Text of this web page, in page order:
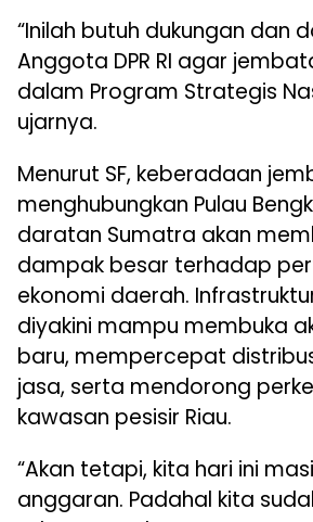
“Inilah butuh dukungan dan
Anggota DPR RI agar
dalam Program Strategis
ujarnya.
Menurut SF, keberadaan
menghubungkan Pulau
daratan Sumatra akan
dampak besar terhadap
ekonomi daerah.
diyakini mampu membuka
baru, mempercepat
jasa, serta mendorong
kawasan pesisir Riau.
“Akan tetapi, kita hari ini
anggaran. Padahal kita